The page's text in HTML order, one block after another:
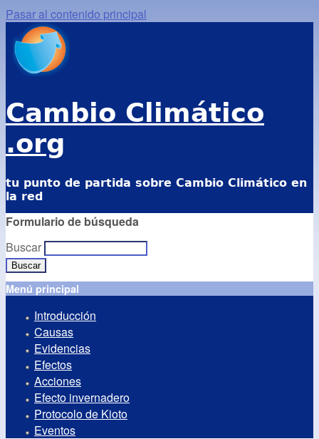
Pasar al contenido principal
Cambio Climático
.org
tu punto de partida sobre Cambio Climático en
la red
Formulario de búsqueda
Buscar
Menú principal
Introducción
Causas
Evidencias
Efectos
Acciones
Efecto invernadero
Protocolo de Kioto
Eventos